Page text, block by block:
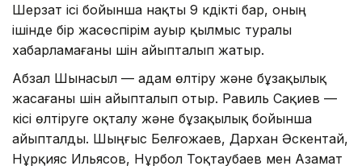
Шерзат ісі бойынша нақты 9 күдікті бар, оның
ішінде бір жасөспірім ауыр қылмыс туралы
хабарламағаны үшін айыпталып жатыр.
Абзал Шынасыл — адам өлтіру және бұзақылық
жасағаны үшін айыпталып отыр. Равиль Сақиев —
кісі өлтіруге оқталу және бұзақылық бойынша
айыпталды. Шыңғыс Белғожаев, Дархан Әскентай,
Нұрқияс Ильясов, Нұрбол Тоқтаубаев мен Азамат